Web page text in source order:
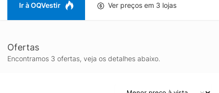
Ir à OQVestir Ver preços em 3 lojas
Ofertas
Encontramos 3 ofertas, veja os detalhes abaixo.